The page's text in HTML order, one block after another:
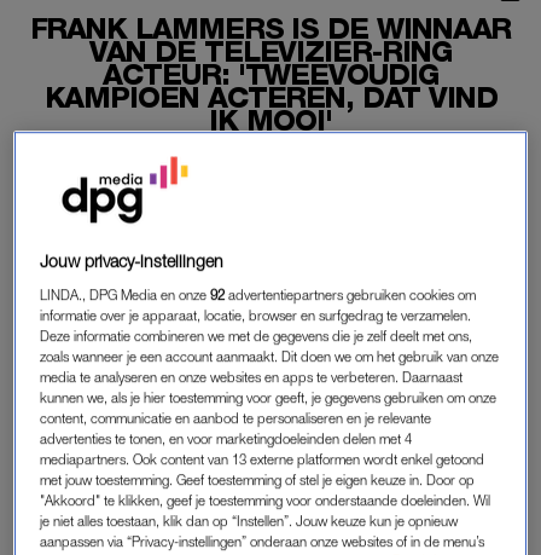
FRANK LAMMERS IS DE WINNAAR
VAN DE TELEVIZIER-RING
ACTEUR: 'TWEEVOUDIG
KAMPIOEN ACTEREN, DAT VIND
IK MOOI'
Frank Lammers heeft donderdagavond de Televizier-
ontvangst tijdens het Gouden Televizier-Ring Gala in
Koninklijk Theater Carré in Amsterdam.
Lammers moest het dit jaar opnemen tegen Pierre Bokma en
Elise Schaap.
FRANK LAMMERS
“Tweevoudig Nederlands kampioen acteren. Dat vind ik mooi,
zeker in dit gezelschap”, aldus Lammers tijdens zijn speech.
“Pierre en Elise, jullie zijn twee van mijn favoriete collega’s. Dat
Jouw privacy-instellingen
LINDA., DPG Media en onze92 advertentiepartners gebruiken cookies om
informatie over je apparaat, locatie, browser en surfgedrag te verzamelen.
Deze informatie combineren we met de gegevens die je zelf deelt met ons,
zoals wanneer je een account aanmaakt. Dit doen we om het gebruik van onze
media te analyseren en onze websites en apps te verbeteren. Daarnaast
kunnen we, als je hier toestemming voor geeft, je gegevens gebruiken om onze
content, communicatie en aanbod te personaliseren en je relevante
advertenties te tonen, en voor marketingdoeleinden delen met 4
mediapartners. Ook content van 13 externe platformen wordt enkel getoond
met jouw toestemming. Geef toestemming of stel je eigen keuze in. Door op
"Akkoord" te klikken, geef je toestemming voor onderstaande doeleinden. Wil
je niet alles toestaan, klik dan op “Instellen”. Jouw keuze kun je opnieuw
aanpassen via “Privacy-instellingen” onderaan onze websites of in de menu’s